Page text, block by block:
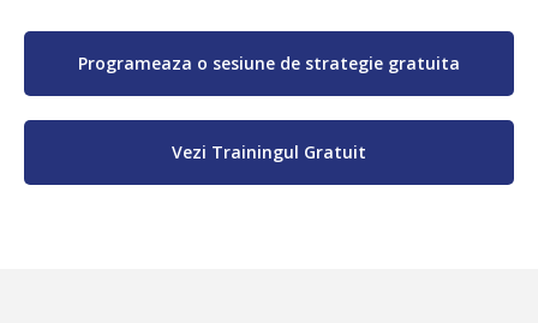
Programeaza o sesiune de strategie gratuita
Vezi Trainingul Gratuit